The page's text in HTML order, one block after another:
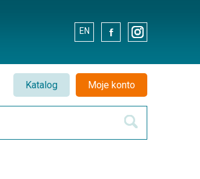
EN . .
Katalog Moje konto